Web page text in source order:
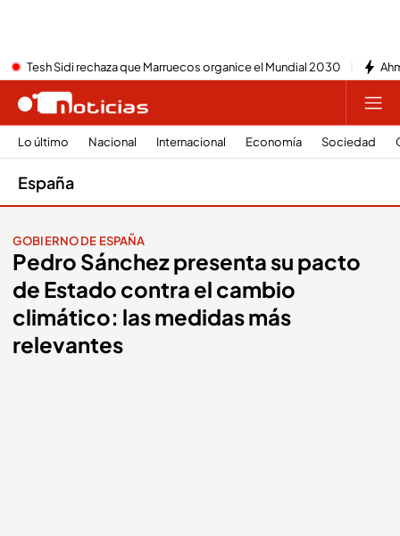
Tesh Sidi rechaza que Marruecos organice el Mundial 2030
Lo último Nacional Internacional Economía Sociedad
España
GOBIERNO DE ESPAÑA
Pedro Sánchez presenta su pacto
de Estado contra el cambio
climático: las medidas más
relevantes